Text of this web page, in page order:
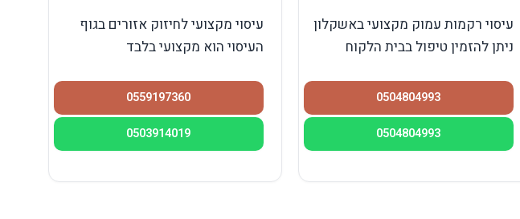
עיסוי רקמות עמוק מקצועי באשקלון
ניתן להזמין טיפול בבית הלקוח
0504804993
0504804993
עיסוי מקצועי לחיזוק אזורים בגוף
העיסוי הוא מקצועי בלבד
0559197360
0503914019